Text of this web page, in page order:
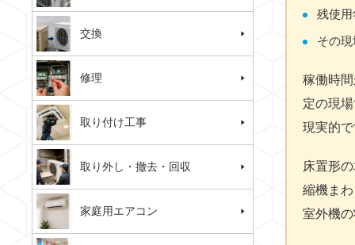
残使
その
稼働時
定の現
現実的
床置形
縮機ま
室外機
交換
修理
取り付け工事
取り外し・撤去・回収
家庭用エアコン